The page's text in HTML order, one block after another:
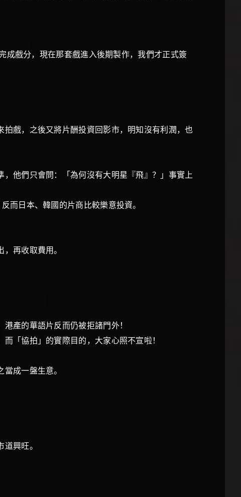
戲分，現在那套戲進入後期製作，我們才正式簽
戲，之後又將片酬投資回影市，明知沒有利潤，也
他們只會問：「為何沒有大明星『飛』？」事實上
日本、韓國的片商比較樂意投資。
，再收取費用。
港產的華語片反而仍被拒諸門外！
「協拍」的實際目的，大家心照不宣啦！
成一盤生意。
興旺。